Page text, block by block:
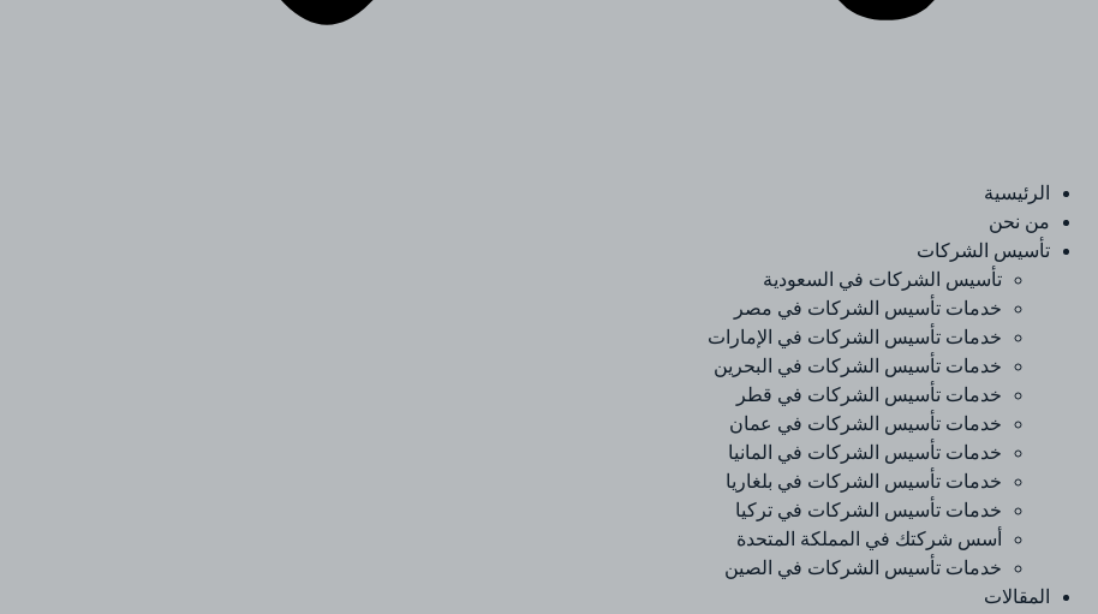
الرئيسية
من نحن
تأسيس الشركات
تأسيس الشركات في السعودية
خدمات تأسيس الشركات في مصر
خدمات تأسيس الشركات في الإمارات
خدمات تأسيس الشركات في البحرين
خدمات تأسيس الشركات في قطر
خدمات تأسيس الشركات في عمان
خدمات تأسيس الشركات في المانيا
خدمات تأسيس الشركات في بلغاريا
خدمات تأسيس الشركات في تركيا
أسس شركتك في المملكة المتحدة
خدمات تأسيس الشركات في الصين
المقالات